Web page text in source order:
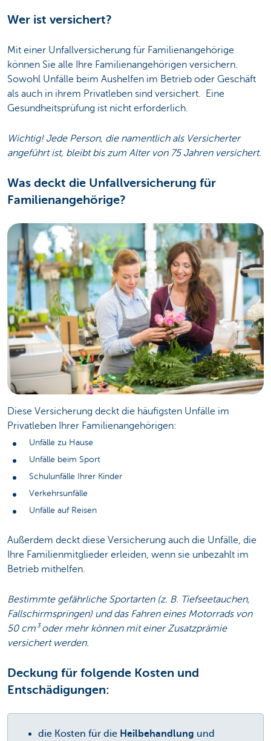
Wer ist versichert?
Mit einer Unfallversicherung für Familienangehörige
können Sie alle Ihre Familienangehörigen versichern.
Sowohl Unfälle beim Aushelfen im Betrieb oder Geschäft
als auch in ihrem Privatleben sind versichert. Eine
Gesundheitsprüfung ist nicht erforderlich.
Wichtig! Jede Person, die namentlich als Versicherter
angeführt ist, bleibt bis zum Alter von 75 Jahren versichert.
Was deckt die Unfallversicherung für
Familienangehörige?
Diese Versicherung deckt die häufigsten Unfälle im
Privatleben Ihrer Familienangehörigen:
Unfälle zu Hause
Unfälle beim Sport
Schulunfälle Ihrer Kinder
Verkehrsunfälle
Unfälle auf Reisen
Außerdem deckt diese Versicherung auch die Unfälle, die
Ihre Familienmitglieder erleiden, wenn sie unbezahlt im
Betrieb mithelfen.
Bestimmte gefährliche Sportarten (z. B. Tiefseetauchen,
Fallschirmspringen) und das Fahren eines Motorrads von
50 cm³ oder mehr können mit einer Zusatzprämie
versichert werden.
Deckung für folgende Kosten und
Entschädigungen:
die Kosten für die Heilbehandlung und